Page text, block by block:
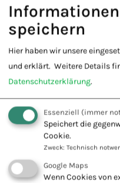
Fachschule
Europäischer
Innovation +
KONTAKT ZU UNS
speichern
Hier haben wir unsere
und erklärt. Weitere Details
Datenschutzerklärung.
Essenziell (immer
Speichert die
Cookie.
Zweck: Technisch
Google Maps
Wenn Cookies von